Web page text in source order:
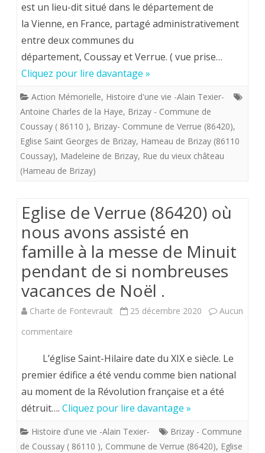
(Haute-
le
parents
Vincent,
est un lieu-dit situé dans le département de
la Vienne, en France, partagé administrativement
entre deux communes du
département, Coussay et Verrue. ( vue prise…
Cliquez pour lire davantage »
Action Mémorielle, Histoire d'une vie -Alain Texier-
Antoine Charles de la Haye, Brizay - Commune de
Coussay ( 86110 ), Brizay- Commune de Verrue (86420),
Eglise Saint Georges de Brizay, Hameau de Brizay (86110
Coussay), Madeleine de Brizay, Rue du vieux château
(Hameau de Brizay)
Eglise de Verrue (86420) où
nous avons assisté en
famille à la messe de Minuit
pendant de si nombreuses
vacances de Noël .
Charte de Fontevrault 25 décembre 2020
Aucun
commentaire
de
Verrue
(86420)
où
L’église Saint-Hilaire date du XIX e siècle. Le
premier édifice a été vendu comme bien national
au moment de la Révolution française et a été
détruit…. Cliquez pour lire davantage »
Histoire d'une vie -Alain Texier-
Brizay - Commune
de Coussay ( 86110 ), Commune de Verrue (86420), Eglise